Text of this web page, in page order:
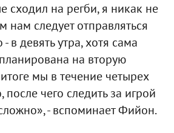
сходил на регби, я никак не
нам следует отправляться
в девять утра, хотя сама
на вторую
мы в течение четырех
чего следить за игрой
- вспоминает Фийон.